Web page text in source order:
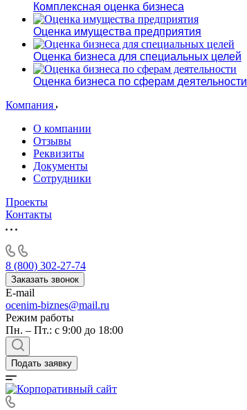
Комплексная оценка бизнеса
Оценка имущества предприятия
Оценка бизнеса для специальных целей
Оценка бизнеса по сферам деятельности
Компания
О компании
Отзывы
Реквизиты
Документы
Сотрудники
Проекты
Контакты
8 (800) 302-27-74
Заказать звонок
E-mail
ocenim-biznes@mail.ru
Режим работы
Пн. – Пт.: с 9:00 до 18:00
Подать заявку
Абакан
Абдулино
Абинск
Азов
Аксай